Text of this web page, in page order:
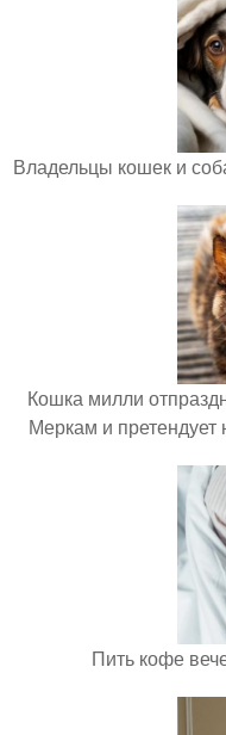
Владельцы кошек и
Кошка милли
Меркам и претендует
Пить кофе